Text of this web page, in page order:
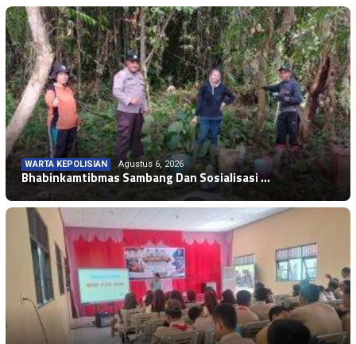
WARTA KEPOLISIAN Agustus 6, 2026
Bhabinkamtibmas Sambang Dan Sosialisasi …